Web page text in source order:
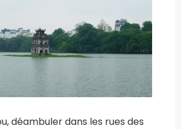
déambuler dans les rues des